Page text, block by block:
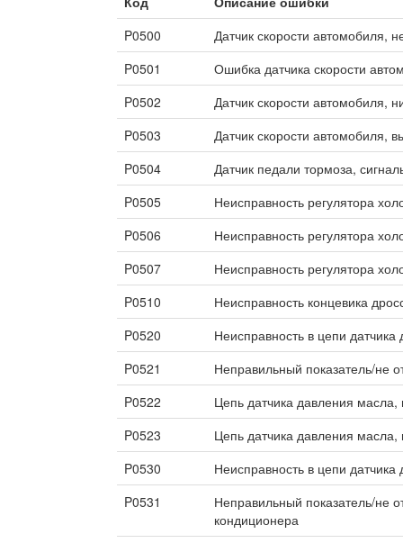
P0500
Датчик скорости автомобиля,
P0501
Ошибка датчика скорости
P0502
Датчик скорости автомобиля,
P0503
Датчик скорости автомобиля,
P0504
Датчик педали тормоза,
P0505
Неисправность регулятора
P0506
Неисправность регулятора
P0507
Неисправность регулятора
P0510
Неисправность концевика
P0520
Неисправность в цепи
P0521
Неправильный показатель/не
P0522
Цепь датчика давления масла,
P0523
Цепь датчика давления масла,
P0530
Неисправность в цепи
P0531
Неправильный показатель/не
кондиционера